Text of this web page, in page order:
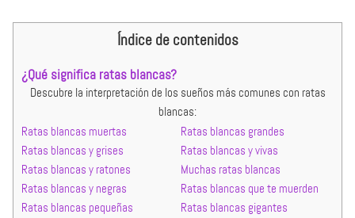
Índice de contenidos
¿Qué significa ratas blancas?
Descubre la interpretación de los sueños más comunes con ratas
blancas:
Ratas blancas muertas
Ratas blancas grandes
Ratas blancas y grises
Ratas blancas y vivas
Ratas blancas y ratones
Muchas ratas blancas
Ratas blancas y negras
Ratas blancas que te muerden
Ratas blancas pequeñas
Ratas blancas gigantes